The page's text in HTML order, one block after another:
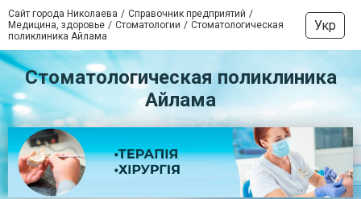
Сайт города Николаева
Справочник предприятий
Медицина, здоровье
Стоматологии
Стоматологическая
поликлиника Айлама
Укр
Стоматологическая поликлиника
Айлама